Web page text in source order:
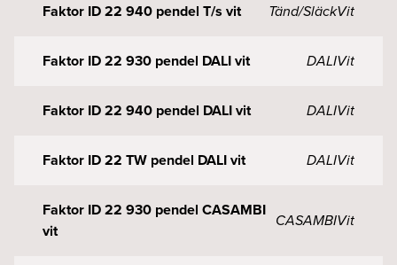
Faktor ID 22 940 pendel T/s vit Tänd/SläckVit
Faktor ID 22 930 pendel DALI vit DALIVit
Faktor ID 22 940 pendel DALI vit DALIVit
Faktor ID 22 TW pendel DALI vit DALIVit
Faktor ID 22 930 pendel CASAMBI
vit
CASAMBIVit